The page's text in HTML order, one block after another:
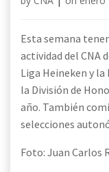
Esta semana
actividad del CNA
Liga Heineken y
la División de
año. También
selecciones
Foto: Juan Carlos